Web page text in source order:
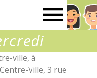
ville, à
Ville, 3 rue